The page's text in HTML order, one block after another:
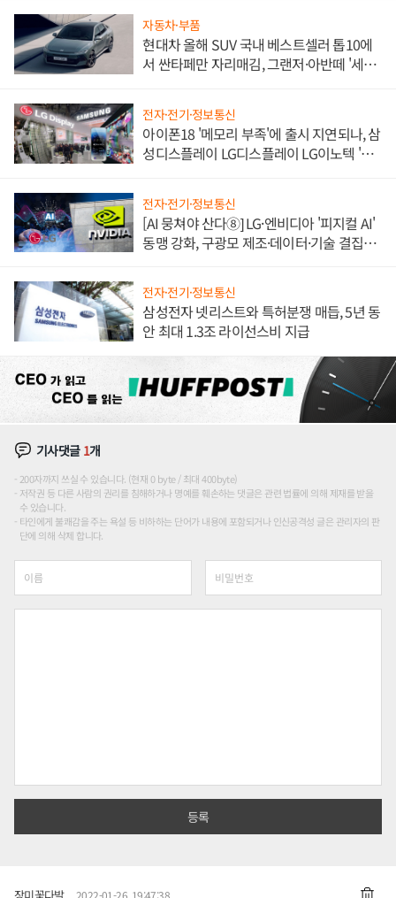
자동차·부품
현대차 올해 SUV 국내 베스트셀러 톱10에
서 싼타페만 자리매김, 그랜저·아반떼 '세단
전자·전기·정보통신
아이폰18 '메모리 부족'에 출시 지연되나, 삼
성디스플레이 LG디스플레이 LG이노텍 '탈
전자·전기·정보통신
[AI 뭉쳐야 산다⑧] LG·엔비디아 '피지컬 AI'
동맹 강화, 구광모 제조·데이터·기술 결집
전자·전기·정보통신
삼성전자 넷리스트와 특허분쟁 매듭, 5년 동
안 최대 1.3조 라이선스비 지급
기사댓글 1개
200자까지 쓰실 수 있습니다. (현재 0 byte / 최대 400byte)
저작권 등 다른 사람의 권리를 침해하거나 명예를 훼손하는 댓글은 관련 법률에 의해 제재를 받을
수 있습니다.
타인에게 불쾌감을 주는 욕설 등 비하하는 단어가 내용에 포함되거나 인신공격성 글은 관리자의 판
단에 의해 삭제 합니다.
장미꽃다발 2022-01-26 19:47:38